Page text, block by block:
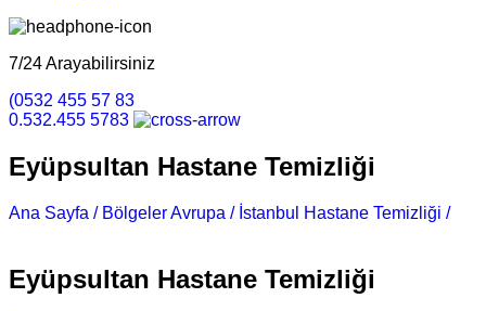
7/24 Arayabilirsiniz
(0532 455 57 83
0.532.455 5783
Eyüpsultan Hastane Temizliği
Ana Sayfa / Bölgeler Avrupa / İstanbul Hastane Temizliği /
Eyüpsultan Hastane Temizliği